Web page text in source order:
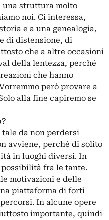
una struttura molto
noi. Ci interessa,
e a una genealogia,
di distensione, di
che a altre occasioni
della lentezza, perché
che hanno
però provare a
alla fine capiremo se
da non perdersi
avviene, perché di solito
in luoghi diversi. In
fra le tante.
motivazioni e delle
piattaforma di forti
In alcune opere
importante, quindi